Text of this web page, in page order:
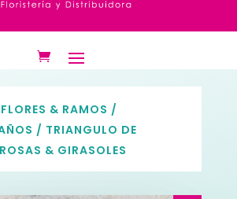
FLORES & RAMOS /
/ TRIANGULO DE
& GIRASOLES